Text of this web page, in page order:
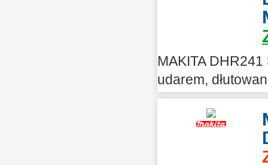
MAKITA
udarem,